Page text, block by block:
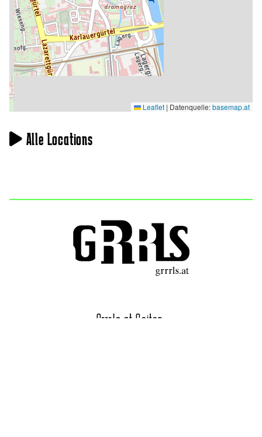
Leaflet | Datenquelle:basemap.at
Alle Locations
Grrrls.at Seiten: